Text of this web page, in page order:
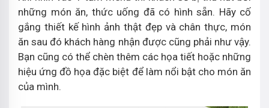
những món ăn, thức uống đã có hình sẵn. Hãy cố
gắng thiết kế hình ảnh thật đẹp và chân thực, món
ăn sau đó khách hàng nhận được cũng phải như vậy.
Bạn cũng có thể chèn thêm các họa tiết hoặc những
hiệu ứng đồ họa đặc biệt để làm nổi bật cho món ăn
của mình.